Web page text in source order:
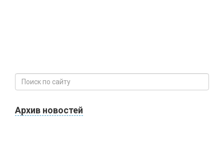
Архив новостей